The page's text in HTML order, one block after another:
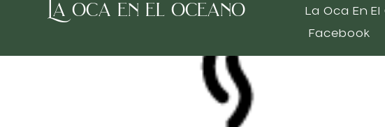
La oca en el oceano La Oca En
Facebook
Inicio /Tea room/ Rooibos/ Rooibos con Vainilla